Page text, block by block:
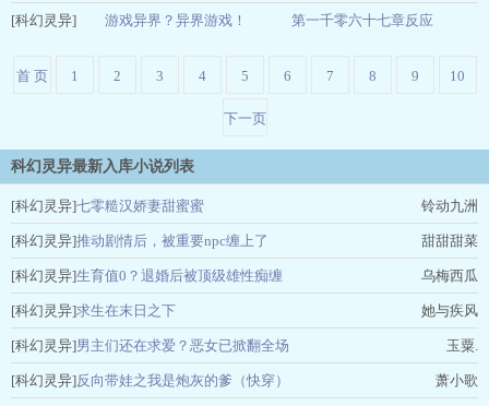
祖 孤山三水
[科幻灵异] 游戏异界？异界游戏！ 第一千零六十七章反应
喝可乐不
04-22
首 页
1 2 3 4 5 6 7 8 9 10
下一页
科幻灵异最新入库小说列表
[科幻灵异]七零糙汉娇妻甜蜜蜜 铃动九洲
[科幻灵异]推动剧情后，被重要npc缠上了 甜甜甜菜
[科幻灵异]生育值0？退婚后被顶级雄性痴缠 乌梅西瓜
[科幻灵异]求生在末日之下 她与疾风
[科幻灵异]男主们还在求爱？恶女已掀翻全场 玉粟.
[科幻灵异]反向带娃之我是炮灰的爹（快穿） 萧小歌